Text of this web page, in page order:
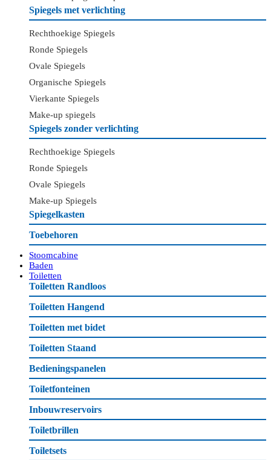
Spiegels met verlichting
Rechthoekige Spiegels
Ronde Spiegels
Ovale Spiegels
Organische Spiegels
Vierkante Spiegels
Make-up spiegels
Spiegels zonder verlichting
Rechthoekige Spiegels
Ronde Spiegels
Ovale Spiegels
Make-up Spiegels
Spiegelkasten
Toebehoren
Stoomcabine
Baden
Toiletten
Toiletten Randloos
Toiletten Hangend
Toiletten met bidet
Toiletten Staand
Bedieningspanelen
Toiletfonteinen
Inbouwreservoirs
Toiletbrillen
Toiletsets